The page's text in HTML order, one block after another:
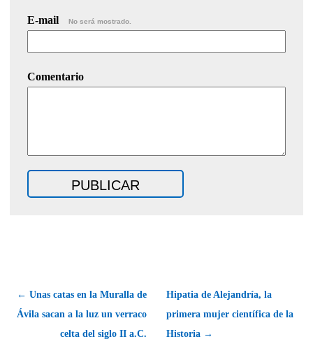
E-mail No será mostrado.
Comentario
← Unas catas en la Muralla de
Ávila sacan a la luz un verraco
celta del siglo II a.C.
Hipatia de Alejandría, la
primera mujer científica de la
Historia →